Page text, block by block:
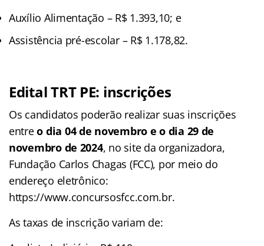
Auxílio Alimentação – R$ 1.393,10; e
Assistência pré-escolar – R$ 1.178,82.
Edital TRT PE: inscrições
Os candidatos poderão realizar suas inscrições
entreo dia 04 de novembro e o dia 29 de
novembro de 2024, no site da organizadora,
Fundação Carlos Chagas (FCC), por meio do
endereço eletrônico:
https://www.concursosfcc.com.br.
As taxas de inscrição variam de: